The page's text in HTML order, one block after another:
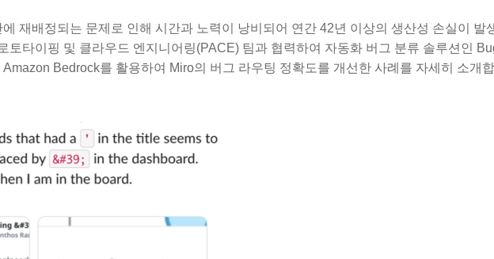
재배정되는 문제로 인해 시간과 노력이 낭비되어 연간 42년 이상의 생산성 손실이 발
토타이핑 및 클라우드 엔지니어링(PACE) 팀과 협력하여 자동화 버그 분류 솔루션인
Bedrock를 활용하여 Miro의 버그 라우팅 정확도를 개선한 사례를 자세히 소개